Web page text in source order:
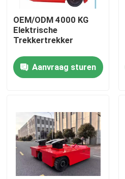
Huis
Ongeveer ons
Fabrieksreis
OEM/ODM 4000 KG
Elektrische
Trekkertrekker
Aanvraag sturen